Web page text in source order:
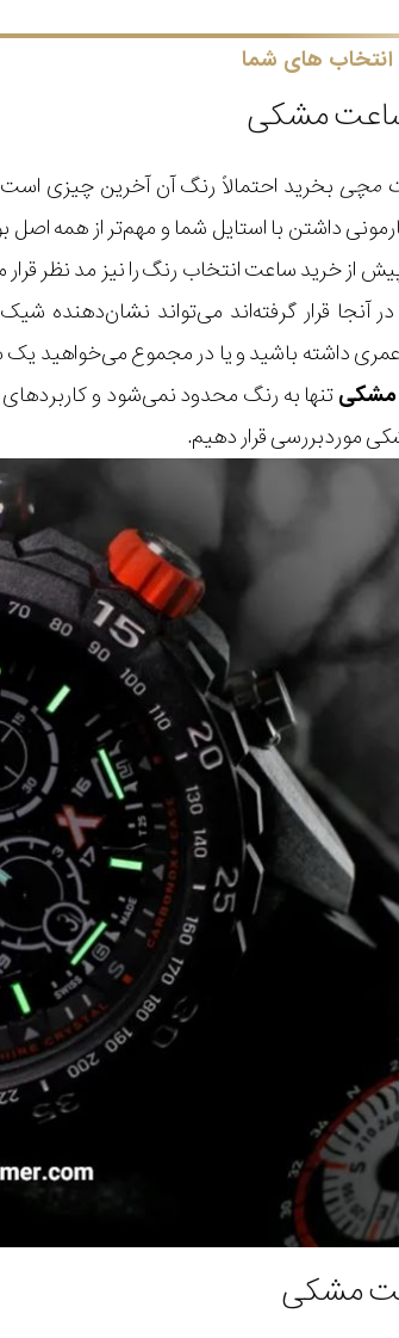
انتخاب های شما
ساعت مشکی
مچیبخرید احتمالاً رنگ آن آخرین چیزی
داشتن با استایل شما و مهم‌تر از همه اصل
از خرید ساعت انتخاب رنگ را نیز مد نظر
آنجا قرار گرفته‌اند می‌تواند
داشته باشید و یا در مجموع می‌خواهید
تنها به رنگ محدود نمی‌شود و کاربردهای
قرار دهیم.
مشکی